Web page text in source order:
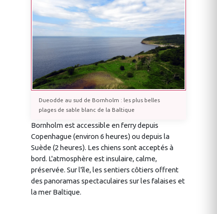
Dueodde au sud de Bornholm : les plus belles
plages de sable blanc de la Baltique
Bornholm est accessible en ferry depuis
Copenhague (environ 6 heures) ou depuis la
Suède (2 heures). Les chiens sont acceptés à
bord. L'atmosphère est insulaire, calme,
préservée. Sur l'île, les sentiers côtiers offrent
des panoramas spectaculaires sur les falaises et
la mer Baltique.